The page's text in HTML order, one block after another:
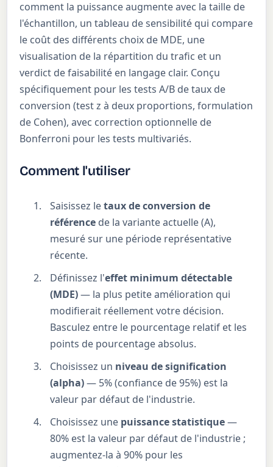
comment la puissance augmente avec la taille de
l'échantillon, un tableau de sensibilité qui compare
le coût des différents choix de MDE, une
visualisation de la répartition du trafic et un
verdict de faisabilité en langage clair. Conçu
spécifiquement pour les tests A/B de taux de
conversion (test z à deux proportions, formulation
de Cohen), avec correction optionnelle de
Bonferroni pour les tests multivariés.
Comment l'utiliser
Saisissez letaux de conversion de
référence de la variante actuelle (A),
mesuré sur une période représentative
récente.
Définissez l'effet minimum détectable
(MDE)— la plus petite amélioration qui
modifierait réellement votre décision.
Basculez entre le pourcentage relatif et les
points de pourcentage absolus.
Choisissez un niveau de signification
(alpha)— 5% (confiance de 95%) est la
valeur par défaut de l'industrie.
Choisissez une puissance statistique—
80% est la valeur par défaut de l'industrie ;
augmentez-la à 90% pour les